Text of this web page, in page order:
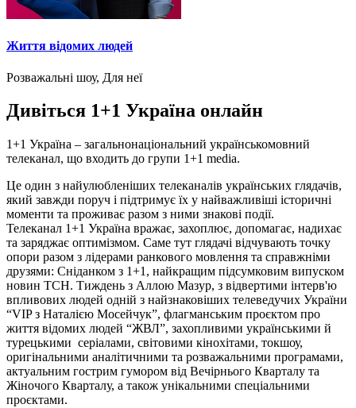
Життя відомих людей
Розважальні шоу, Для неї
Дивіться 1+1 Україна онлайн
1+1 Україна – загальнонаціональний українськомовний
телеканал, що входить до групи 1+1 media.
Це один з найулюбленіших телеканалів українських глядачів,
який завжди поруч і підтримує їх у найважливіші історичні
моменти та проживає разом з ними знакові події.
Телеканал 1+1 Україна вражає, захоплює, допомагає, надихає
та заряджає оптимізмом. Саме тут глядачі відчувають точку
опори разом з лідерами ранкового мовлення та справжніми
друзями: Сніданком з 1+1, найкращим підсумковим випуском
новин ТСН. Тиждень з Аллою Мазур, з відвертими інтерв'ю
впливових людей одній з найзнаковіших телеведучих України
“VIP з Наталією Мосейчук”, флагманським проєктом про
життя відомих людей “ЖВЛ”, захопливими українськими й
турецькими серіалами, світовими кінохітами, токшоу,
оригінальними аналітичними та розважальними програмами,
актуальним гострим гумором від Вечірнього Кварталу та
Жіночого Кварталу, а також унікальними спеціальними
проєктами.